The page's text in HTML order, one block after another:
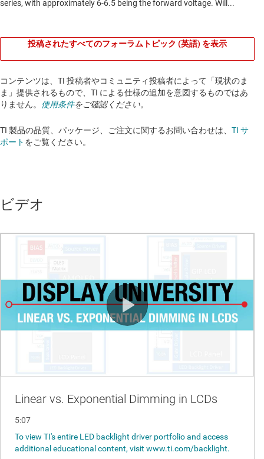
投稿されたすべてのフォーラムトピック (英語) を表示
コンテンツは、TI 投稿者やコミュニティ投稿者によって「現状のま
ま」提供されるもので、TI による仕様の追加を意図するものではあ
りません。 使用条件をご確認ください。
TI 製品の品質、パッケージ、ご注文に関するお問い合わせは、 TI サ
ポート をご覧ください。​​​​​​​​​​​​​​
ビデオ